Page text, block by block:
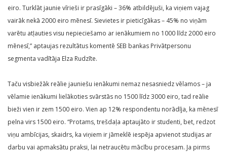
eiro. Turklāt jaunie vīrieši ir prasīgāki – 36% atbildējuši, ka viņiem vajag
vairāk nekā 2000 eiro mēnesī. Sievietes ir pieticīgākas – 45% no viņām
varētu atļauties visu nepieciešamo ar ienākumiem no 1000 līdz 2000 eiro
mēnesī,” aptaujas rezultātus komentē SEB bankas Privātpersonu
segmenta vadītāja Elza Rudzīte.
Taču visbiežāk reālie jauniešu ienākumi nemaz nesasniedz vēlamos – ja
vēlamie ienākumi lielākoties svārstās no 1500 līdz 3000 eiro, tad reālie
bieži vien ir zem 1500 eiro. Vien ap 12% respondentu norādīja, ka mēnesī
pelna virs 1500 eiro. “Protams, trešdaļa aptaujāto ir studenti, bet, redzot
viņu ambīcijas, skaidrs, ka viņiem ir jāmeklē iespēja apvienot studijas ar
darbu vai apmaksātu praksi, lai netraucētu mācību procesam. Ja pirms